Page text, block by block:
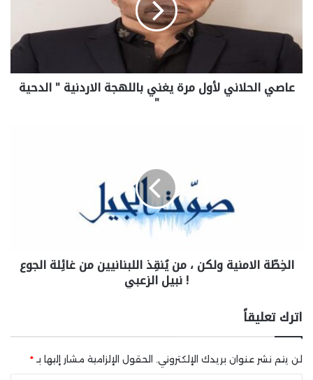
عاصي الحلاني لأول مرة يغني باللهجة الاردنية " الدحية
"
الخِطّة الامنية ولكن ، من يُنقِذ اللبنانيين من غائِلة الجوع
! نبيل الزعبي
اترك تعليقاً
لن يتم نشر عنوان بريدك الإلكتروني. الحقول الإلزامية مشار إليها بـ *